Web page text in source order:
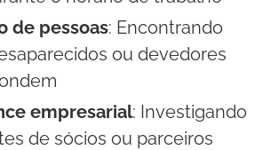
de pessoas: Encontrando
ou devedores
empresarial: Investigando
de sócios ou parceiros